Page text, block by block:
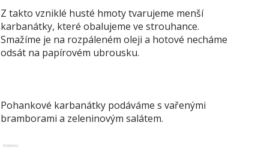
Z takto vzniklé husté hmoty tvarujeme menší
karbanátky, které obalujeme ve strouhance.
Smažíme je na rozpáleném oleji a hotové necháme
odsát na papírovém ubrousku.
Pohankové karbanátky podáváme s vařenými
bramborami a zeleninovým salátem.
Reklama